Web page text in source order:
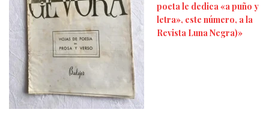
poeta le dedica «a puño y
letra», este número, a la
Revista Luna Negra)»